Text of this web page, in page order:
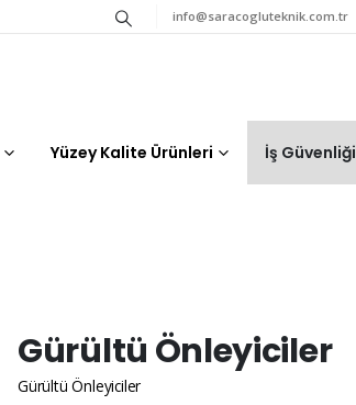
info@saracogluteknik.com.tr
Yüzey Kalite Ürünleri İş Güvenliği
Gürültü Önleyiciler
Gürültü Önleyiciler